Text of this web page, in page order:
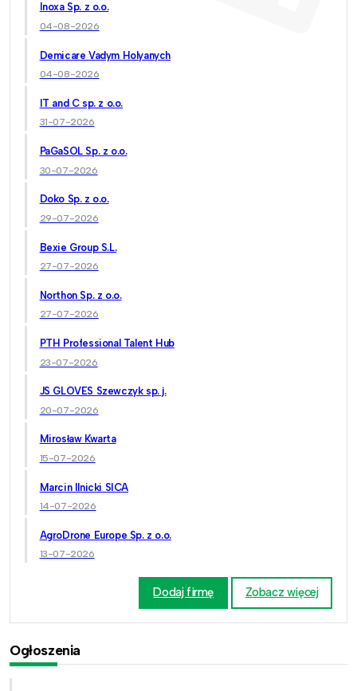
Inoxa Sp. z o.o.
04-08-2026
Demicare Vadym Holyanych
04-08-2026
IT and C sp. z o.o.
31-07-2026
PaGaSOL Sp. z o.o.
30-07-2026
Doko Sp. z o.o.
29-07-2026
Bexie Group S.L.
27-07-2026
Northon Sp. z o.o.
27-07-2026
PTH Professional Talent Hub
23-07-2026
JS GLOVES Szewczyk sp. j.
20-07-2026
Mirosław Kwarta
15-07-2026
Marcin Ilnicki SICA
14-07-2026
AgroDrone Europe Sp. z o.o.
13-07-2026
Dodaj firmę Zobacz więcej
Ogłoszenia